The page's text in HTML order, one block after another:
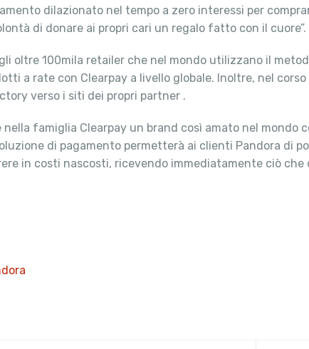
dilazionato nel tempo a zero interessi per
di donare ai propri cari un regalo fatto con il cuore”.
oltre 100mila retailer che nel mondo utilizzano il
a rate con Clearpay a livello globale. Inoltre, nel
verso i siti dei propri partner .
nella famiglia Clearpay un brand così amato nel mondo
di pagamento permetterà ai clienti Pandora di
in costi nascosti, ricevendo immediatamente ciò che